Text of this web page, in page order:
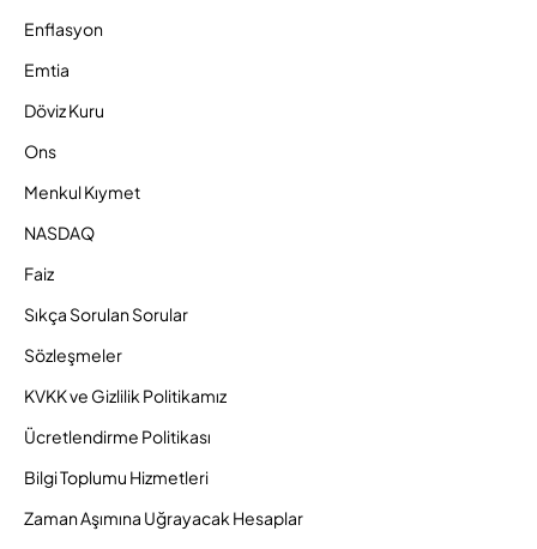
Enflasyon
Emtia
Döviz Kuru
Ons
Menkul Kıymet
NASDAQ
Faiz
Sıkça Sorulan Sorular
Sözleşmeler
KVKK ve Gizlilik Politikamız
Ücretlendirme Politikası
Bilgi Toplumu Hizmetleri
Zaman Aşımına Uğrayacak Hesaplar